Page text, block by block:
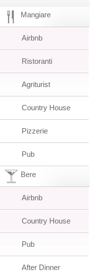
Mangiare
Airbnb
Ristoranti
Agriturist
Country House
Pizzerie
Pub
Bere
Airbnb
Country House
Pub
After Dinner